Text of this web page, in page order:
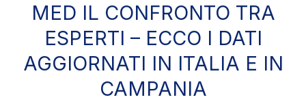
MED IL CONFRONTO TRA
ESPERTI – ECCO I DATI
AGGIORNATI IN ITALIA E IN
CAMPANIA